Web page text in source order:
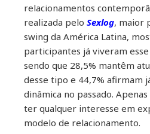
relacionamentos
realizada pelo Sexlog, maior
swing da América Latina,
participantes já viveram
sendo que 28,5% mantêm
desse tipo e 44,7% afirmam
dinâmica no passado.
ter qualquer interesse em
modelo de relacionamento.